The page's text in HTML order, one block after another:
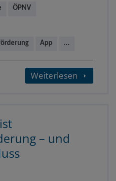
ÖPNV
App ...
Weiterlesen
– und